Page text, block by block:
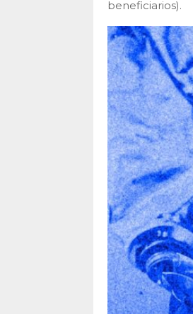
beneficiarios).